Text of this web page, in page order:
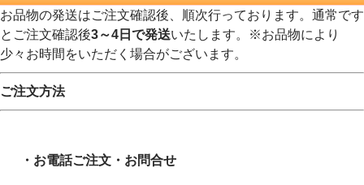
お品物の発送はご注文確認後、順次行っております。通常です
とご注文確認後3～4日で発送いたします。※お品物により
少々お時間をいただく場合がございます。
ご注文方法
・お電話ご注文・お問合せ